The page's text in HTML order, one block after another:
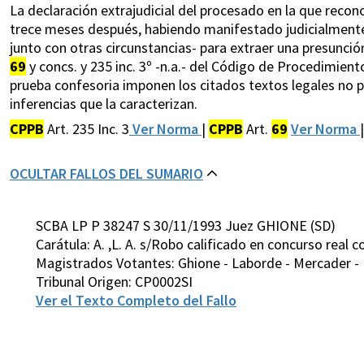
La declaración extrajudicial del procesado en la que
trece meses después, habiendo manifestado
junto con otras circunstancias- para extraer una
69 y concs. y 235 inc. 3º -n.a.- del Código de
prueba confesoria imponen los citados textos legales no
inferencias que la caracterizan.
CPPB Art. 235 Inc. 3 Ver Norma | CPPB Art. 69 Ver Norma |
OCULTAR FALLOS DEL SUMARIO
SCBA LP P 38247 S 30/11/1993 Juez GHIONE (SD)
Carátula: A. ,L. A. s/Robo calificado en concurso real
Magistrados Votantes: Ghione - Laborde - Mercader -
Tribunal Origen: CP0002SI
Ver el Texto Completo del Fallo